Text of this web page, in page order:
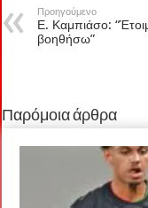
Προηγούμενο
Ε. Καμπιάσο:
βοηθήσω”
Παρόμοια άρθρα